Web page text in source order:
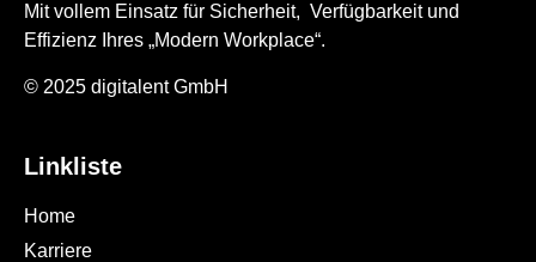
Mit vollem Einsatz für Sicherheit, Verfügbarkeit und
Effizienz Ihres „Modern Workplace“.
© 2025 digitalent GmbH
Linkliste
Home
Karriere